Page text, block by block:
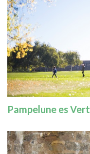
Pampelune es Vert